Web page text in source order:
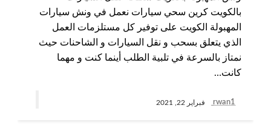
بالكويت كرين سحي سيارات نعمل في ونش سيارات
المهبولة الكويت على توفير كل مستلزمات العمل
الذي يتعلق بسحب و نقل السيارات و الشاحنات حيث
نمتاز بالسرعة في تلبية الطلب أينما كنت و مهما
كانت…
rwan1 فبراير 22, 2021